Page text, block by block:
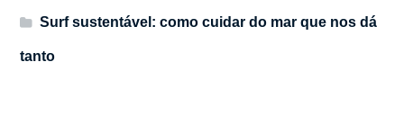
Surf sustentável: como cuidar do mar que nos dá
tanto